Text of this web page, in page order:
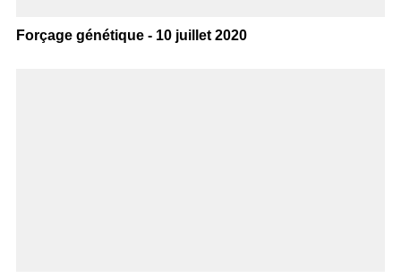
Forçage génétique - 10 juillet 2020